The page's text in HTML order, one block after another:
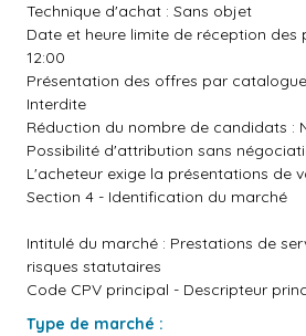
Technique d'achat : Sans objet
Date et heure limite de réception des
12:00
Présentation des offres par
Interdite
Réduction du nombre de candidats :
Possibilité d'attribution sans
L'acheteur exige la présentations de
Section 4 - Identification du marché
Intitulé du marché : Prestations de
risques statutaires
Code CPV principal - Descripteur
Type de marché :